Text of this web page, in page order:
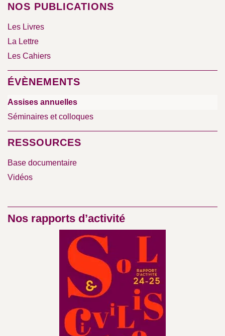
NOS PUBLICATIONS
Les Livres
La Lettre
Les Cahiers
ÉVÈNEMENTS
Assises annuelles
Séminaires et colloques
RESSOURCES
Base documentaire
Vidéos
Nos rapports d’activité